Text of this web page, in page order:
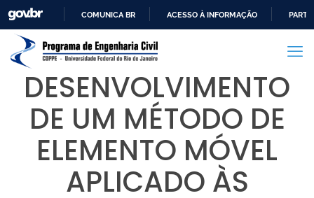
PARA
CONTEÚDO
COMUNICA BR ACESSO À INFORMAÇÃO
DESENVOLVIMENTO
DE UM MÉTODO DE
ELEMENTO MÓVEL
APLICADO ÀS